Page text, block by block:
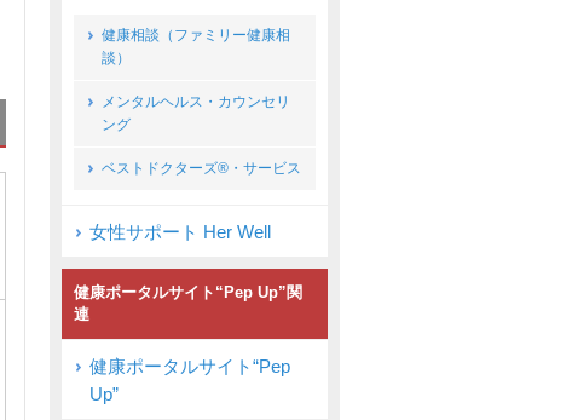
健康相談（ファミリー健康相
談）
メンタルヘルス・カウンセリ
ング
ベストドクターズ®・サービス
女性サポート Her Well
健康ポータルサイト“Pep Up”関
連
健康ポータルサイト“Pep
Up”